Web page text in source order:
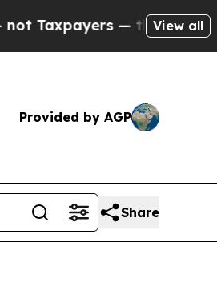
Chance to Cash in on
View all
Provided by AGP
Share